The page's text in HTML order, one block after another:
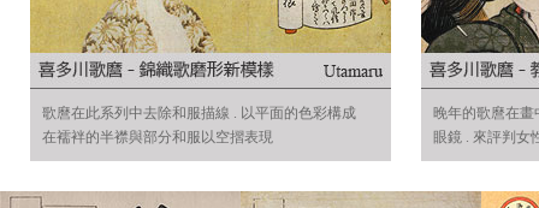
歌麿在此系列中去除和服描線 . 以平面的色彩構成
在襦袢的半襟與部分和服以空摺表現
晚年的歌麿在
眼鏡 . 來評判女